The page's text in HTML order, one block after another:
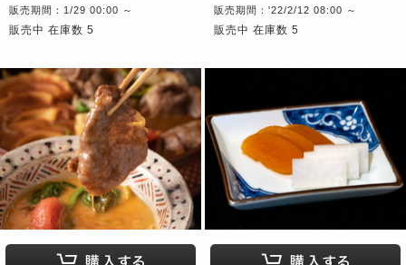
販売期間：1/29 00:00 ～
販売中 在庫数 5
販売期間：'22/2/12 08:00 ～
販売中 在庫数 5